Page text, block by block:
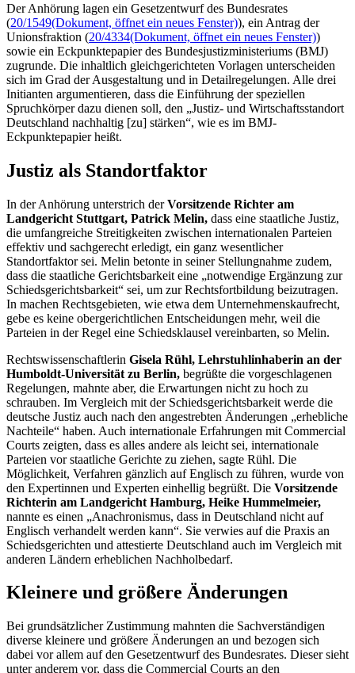
Der Anhörung lagen ein Gesetzentwurf des Bundesrates
(20/1549(Dokument, öffnet ein neues Fenster)), ein Antrag der
Unionsfraktion (20/4334(Dokument, öffnet ein neues Fenster))
sowie ein Eckpunktepapier des Bundesjustizministeriums (BMJ)
zugrunde. Die inhaltlich gleichgerichteten Vorlagen unterscheiden
sich im Grad der Ausgestaltung und in Detailregelungen. Alle drei
Initianten argumentieren, dass die Einführung der speziellen
Spruchkörper dazu dienen soll, den „Justiz- und Wirtschaftsstandort
Deutschland nachhaltig [zu] stärken“, wie es im BMJ-
Eckpunktepapier heißt.
Justiz als Standortfaktor
In der Anhörung unterstrich derVorsitzende Richter am
Landgericht Stuttgart, Patrick Melin, dass eine staatliche Justiz,
die umfangreiche Streitigkeiten zwischen internationalen Parteien
effektiv und sachgerecht erledigt, ein ganz wesentlicher
Standortfaktor sei. Melin betonte in seiner Stellungnahme zudem,
dass die staatliche Gerichtsbarkeit eine „notwendige Ergänzung zur
Schiedsgerichtsbarkeit“ sei, um zur Rechtsfortbildung beizutragen.
In machen Rechtsgebieten, wie etwa dem Unternehmenskaufrecht,
gebe es keine obergerichtlichen Entscheidungen mehr, weil die
Parteien in der Regel eine Schiedsklausel vereinbarten, so Melin.
Rechtswissenschaftlerin Gisela Rühl, Lehrstuhlinhaberin an der
Humboldt-Universität zu Berlin, begrüßte die vorgeschlagenen
Regelungen, mahnte aber, die Erwartungen nicht zu hoch zu
schrauben. Im Vergleich mit der Schiedsgerichtsbarkeit werde die
deutsche Justiz auch nach den angestrebten Änderungen „erhebliche
Nachteile“ haben. Auch internationale Erfahrungen mit Commercial
Courts zeigten, dass es alles andere als leicht sei, internationale
Parteien vor staatliche Gerichte zu ziehen, sagte Rühl. Die
Möglichkeit, Verfahren gänzlich auf Englisch zu führen, wurde von
den Expertinnen und Experten einhellig begrüßt. Die Vorsitzende
Richterin am Landgericht Hamburg, Heike Hummelmeier,
nannte es einen „Anachronismus, dass in Deutschland nicht auf
Englisch verhandelt werden kann“. Sie verwies auf die Praxis an
Schiedsgerichten und attestierte Deutschland auch im Vergleich mit
anderen Ländern erheblichen Nachholbedarf.
Kleinere und größere Änderungen
Bei grundsätzlicher Zustimmung mahnten die Sachverständigen
diverse kleinere und größere Änderungen an und bezogen sich
dabei vor allem auf den Gesetzentwurf des Bundesrates. Dieser sieht
unter anderem vor, dass die Commercial Courts an den